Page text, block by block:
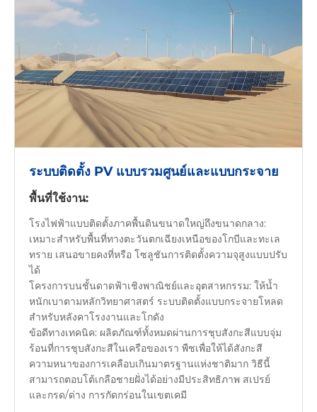
ระบบติดตั้ง PV แบบรวมศูนย์และแบบกระจาย
พื้นที่ใช้งาน:
โรงไฟฟ้าแบบติดตั้งภาคพื้นดินขนาดใหญ่ถึงขนาดกลาง:
เหมาะสำหรับพื้นที่ทางตะวันตกเฉียงเหนือของโกบีและทะเล
ทราย เสนอขายคงที่หรือ โซลูชันการติดตั้งความจุสูงแบบปรับ
ได้
โครงการบนชั้นดาดฟ้าเชิงพาณิชย์และอุตสาหกรรม: ให้น้ำ
หนักเบาตามหลักวิทยาศาสตร์ ระบบติดตั้งแบบกระจายโหลด
สำหรับหลังคาโรงงานและโกดัง
ข้อดีทางเทคนิค: ผลิตภัณฑ์ทั้งหมดผ่านการชุบสังกะสีแบบจุ่ม
ร้อนที่การชุบสังกะสีในเครือของเรา พืชเพื่อให้ได้สังกะสี
ความหนาของการเคลือบเกินมาตรฐานแห่งชาติมาก วิธีนี้
สามารถตอบโต้เกลือชายฝั่งได้อย่างมีประสิทธิภาพ สเปรย์
และกรด/ด่าง การกัดกร่อนในเขตเคมี